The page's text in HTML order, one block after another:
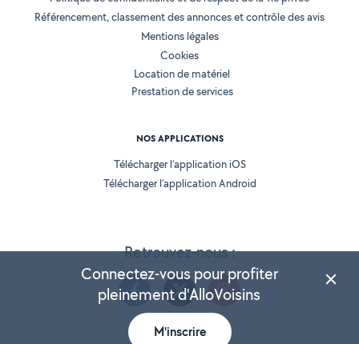
Retrouvez-nous :
Référencement, classement des annonces et contrôle des avis
Mentions légales
Cookies
Location de matériel
Prestation de services
NOS APPLICATIONS
Télécharger l’application iOS
Télécharger l’application Android
Connectez-vous pour profiter
pleinement d'AlloVoisins
M'inscrire